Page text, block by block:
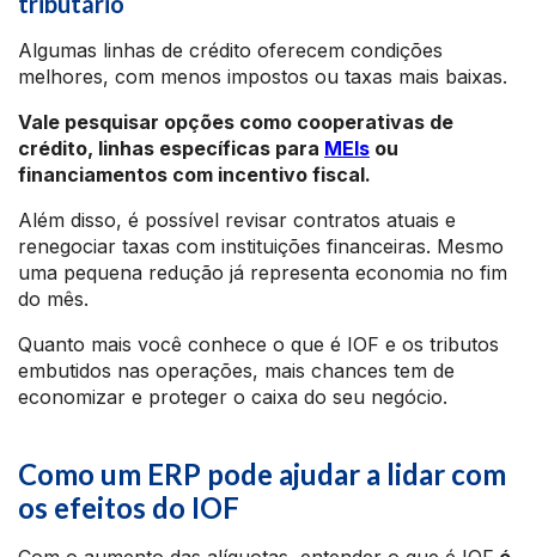
Algumas linhas de crédito oferecem condições
melhores, com menos impostos ou taxas mais baixas.
Vale pesquisar opções como cooperativas de
crédito, linhas específicas para MEIs ou
financiamentos com incentivo fiscal.
Além disso, é possível revisar contratos atuais e
renegociar taxas com instituições financeiras. Mesmo
uma pequena redução já representa economia no fim
do mês.
Quanto mais você conhece o que é IOF e os tributos
embutidos nas operações, mais chances tem de
economizar e proteger o caixa do seu negócio.
Como um ERP pode ajudar a lidar com
os efeitos do IOF